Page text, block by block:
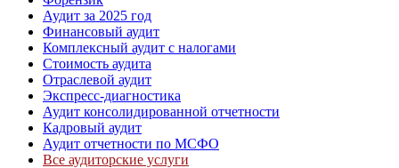
Аудит за 2025 год
Финансовый аудит
Комплексный аудит с налогами
Стоимость аудита
Отраслевой аудит
Экспресс-диагностика
Аудит консолидированной отчетности
Кадровый аудит
Аудит отчетности по МСФО
Все аудиторские услуги